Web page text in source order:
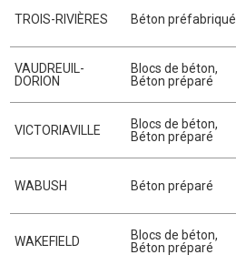
TROIS-RIVIÈRES Béton préfabriqué
VAUDREUIL-
DORION
Blocs de béton,
Béton préparé
VICTORIAVILLE Blocs de béton,
Béton préparé
WABUSH Béton préparé
WAKEFIELD Blocs de béton,
Béton préparé